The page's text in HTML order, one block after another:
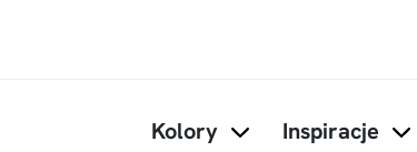
Kolory Inspiracje